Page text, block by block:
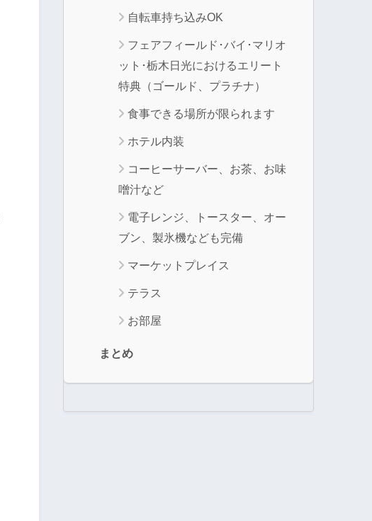
自転車持ち込みOK
フェアフィールド･バイ･マリオ
ット･栃木日光におけるエリート
特典（ゴールド、プラチナ）
食事できる場所が限られます
ホテル内装
コーヒーサーバー、お茶、お味
噌汁など
電子レンジ、トースター、オー
ブン、製氷機なども完備
マーケットプレイス
テラス
お部屋
まとめ